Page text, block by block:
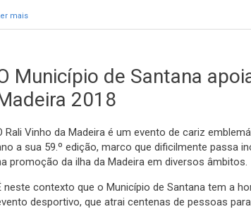
maisacerca de 16 clássicos abrem Especial da Avenida do Mar
Município de Santana
2018
Rali Vinho da Madeira é um evento de cariz
a sua 59.º edição, marco que dificilmente passa
promoção da ilha da Madeira em diversos âmbitos.
neste contexto que o Município de Santana tem a
desportivo, que atrai centenas de pessoas